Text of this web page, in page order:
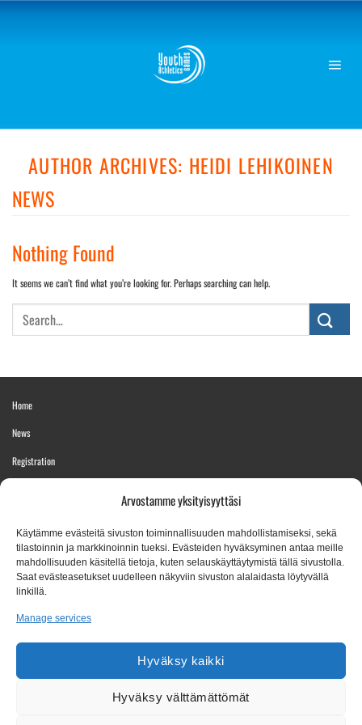
Arvostamme yksityisyyttäsi
Käytämme evästeitä sivuston toiminnallisuuden mahdollistamiseksi, sekä
tilastoinnin ja markkinoinnin tueksi. Evästeiden hyväksyminen antaa meille
mahdollisuuden käsitellä tietoja, kuten selauskäyttäytymistä tällä sivustolla.
Saat evästeasetukset uudelleen näkyviin sivuston alalaidasta löytyvällä
linkillä.
Manage services
Hyväksy kaikki
Hyväksy välttämättömät
Skip
AUTHOR ARCHIVES: HEIDI LEHIKOINEN
NEWS
Nothing Found
It seems we can’t find what you’re looking for. Perhaps searching can help.
Home
News
Registration
Results
Contact info
CONTACT INFORMATION
+358 50 470 2622